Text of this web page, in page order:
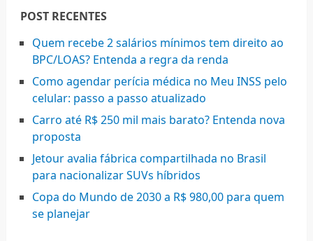
POST RECENTES
Quem recebe 2 salários mínimos tem direito ao
BPC/LOAS? Entenda a regra da renda
Como agendar perícia médica no Meu INSS pelo
celular: passo a passo atualizado
Carro até R$ 250 mil mais barato? Entenda nova
proposta
Jetour avalia fábrica compartilhada no Brasil
para nacionalizar SUVs híbridos
Copa do Mundo de 2030 a R$ 980,00 para quem
se planejar